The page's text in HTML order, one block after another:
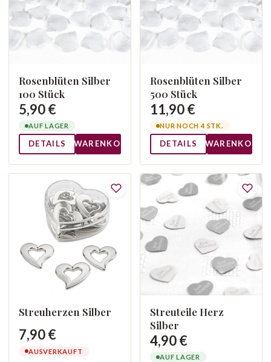
Rosenblüten Silber
100 Stück
5,90 €
AUF LAGER
DETAILS WARENKORB
Rosenblüten Silber
500 Stück
11,90 €
NUR NOCH 4 STK.
DETAILS WARENKORB
Streuherzen Silber
7,90 €
AUSVERKAUFT
Streuteile Herz
Silber
4,90 €
AUF LAGER